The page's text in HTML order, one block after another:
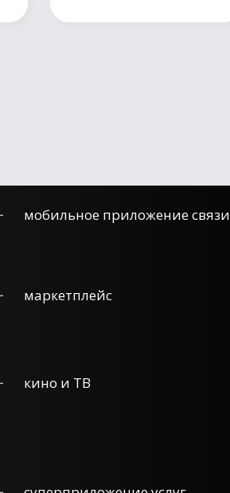
мобильное приложение связи
маркетплейс
кино и ТВ